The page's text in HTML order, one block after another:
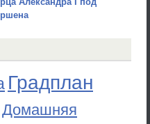
Градплан
Домашняя